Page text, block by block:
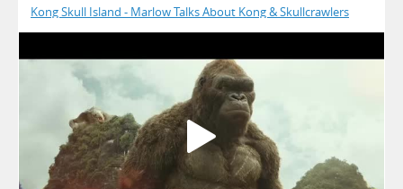
Kong Skull Island - Marlow Talks About Kong & Skullcrawlers